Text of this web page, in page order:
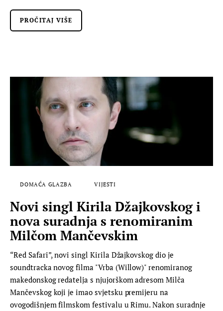
PROČITAJ VIŠE
DOMAĆA GLAZBA VIJESTI
Novi singl Kirila Džajkovskog i
nova suradnja s renomiranim
Milčom Mančevskim
“Red Safari”, novi singl Kirila Džajkovskog dio je
soundtracka novog filma "Vrba (Willow)" renomiranog
makedonskog redatelja s njujorškom adresom Milča
Mančevskog koji je imao svjetsku premijeru na
ovogodišnjem filmskom festivalu u Rimu. Nakon suradnje